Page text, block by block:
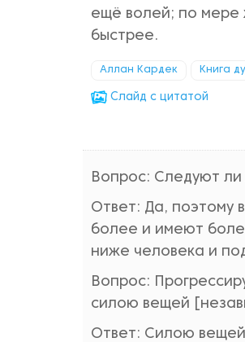
ещё волей; по мере
быстрее.
Аллан Кардек Книга
Cлайд с цитатой
Вопрос: Следуют ли
Ответ: Да, поэтому
более и имеют
ниже человека и
Вопрос:
силою вещей
Ответ: Силою